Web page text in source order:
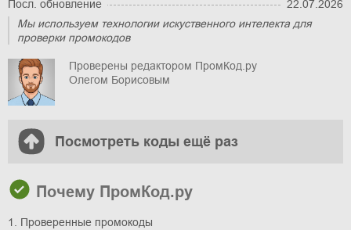
Посл. обновление
22.07.2026
Мы используем технологии искуственного интелекта для
проверки промокодов
Проверены редактором ПромКод.ру
Олегом Борисовым
Посмотреть коды ещё раз
Почему ПромКод.ру
1. Проверенные промокоды